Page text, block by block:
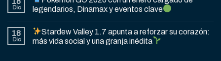
Dic
legendarios, Dinamax y eventos clave
18
Dic
Stardew Valley 1.7 apunta a reforzar su corazón:
más vida social y una granja inédita